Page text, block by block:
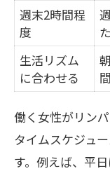
週末2時間程
度
生活リズム
に合わせる
間
働く女性がリン
タイムスケジュ
す。例えば、平